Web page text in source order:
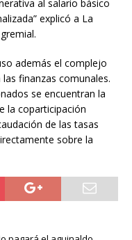
al salario básico
explicó a La
además el complejo
finanzas comunales.
se encuentran la
la coparticipación
de las tasas
sobre la